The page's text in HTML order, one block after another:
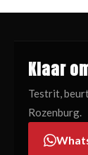
Klaar
Testrit,
Rozenburg.